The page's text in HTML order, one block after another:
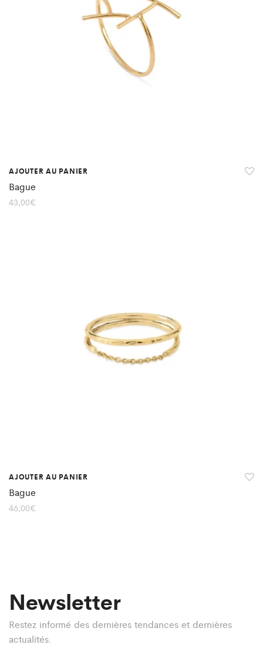
AJOUTER AU PANIER
Bague
43,00€
AJOUTER AU PANIER
Bague
46,00€
Newsletter
Restez informé des dernières tendances et dernières
actualités.